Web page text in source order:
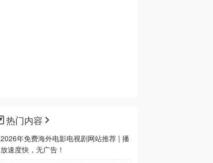
热门内容
2026年免费海外电影电视剧网站推荐 | 播
放速度快，无广告！